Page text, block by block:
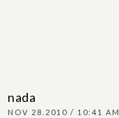
nada
NOV 28.2010 / 10:41 AM